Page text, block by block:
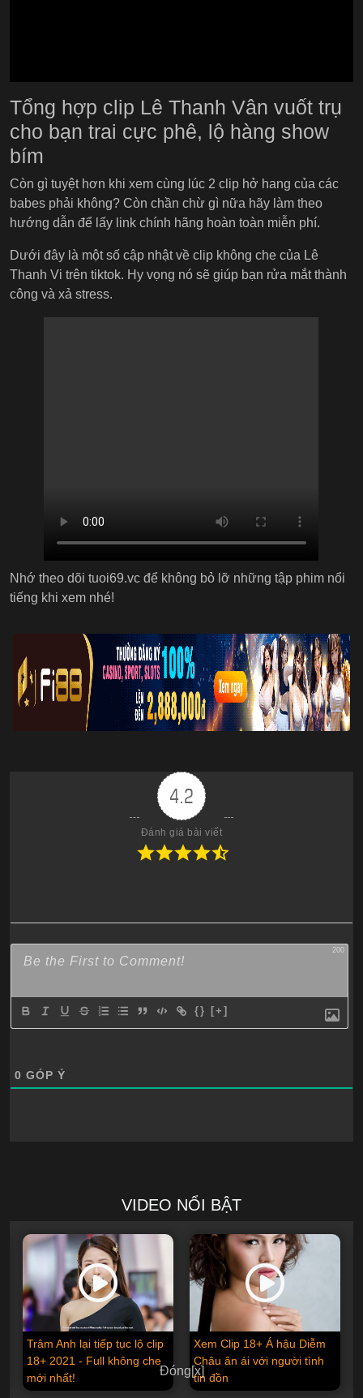
Tổng hợp clip Lê Thanh Vân vuốt trụ
cho bạn trai cực phê, lộ hàng show
bím
Còn gì tuyệt hơn khi xem cùng lúc 2 clip hở hang của các
babes phải không? Còn chần chừ gì nữa hãy làm theo
hướng dẫn để lấy link chính hãng hoàn toàn miễn phí.
Dưới đây là một số cập nhật về clip không che của Lê
Thanh Vi trên tiktok. Hy vọng nó sẽ giúp bạn rửa mắt thành
công và xả stress.
Nhớ theo dõi tuoi69.vc để không bỏ lỡ những tập phim nổi
tiếng khi xem nhé!
4.2
Đánh giá bài viết
200
{} [+]
0 GÓP Ý
VIDEO NỔI BẬT
Xem Clip 18+ Á hậu Diễm
Châu ân ái với người tình
tin đồn
Album Onlyfans Ảnh Xiuren
nude| Ngắm gái nội địa
Trung cực ngon
Đóng[x]